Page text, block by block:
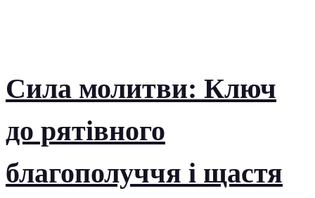
Сила молитви: Ключ
до рятівного
благополуччя і щастя